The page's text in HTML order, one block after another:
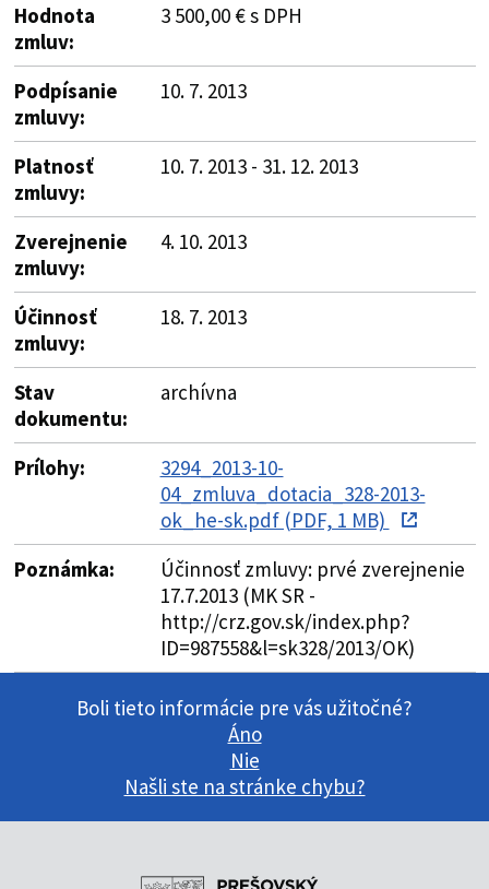
Hodnota
zmluv:
3 500,00 € s DPH
Podpísanie
zmluvy:
10. 7. 2013
Platnosť
zmluvy:
10. 7. 2013 - 31. 12. 2013
Zverejnenie
zmluvy:
4. 10. 2013
Účinnosť
zmluvy:
18. 7. 2013
Stav
dokumentu:
archívna
Prílohy:
3294_2013-10-
04_zmluva_dotacia_328-2013-
ok_he-sk.pdf (PDF, 1 MB)
Poznámka:
Účinnosť zmluvy: prvé zverejnenie
17.7.2013 (MK SR -
http://crz.gov.sk/index.php?
ID=987558&l=sk328/2013/OK)
Boli tieto informácie pre vás užitočné?
Áno
Nie
Našli ste na stránke chybu?